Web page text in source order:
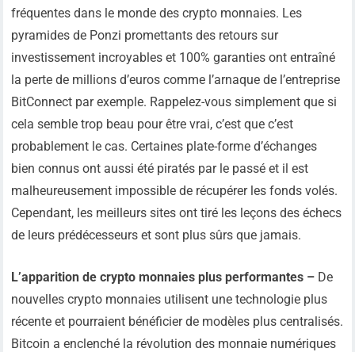
fréquentes dans le monde des crypto monnaies. Les
pyramides de Ponzi promettants des retours sur
investissement incroyables et 100% garanties ont entraîné
la perte de millions d’euros comme l’arnaque de l’entreprise
BitConnect par exemple. Rappelez-vous simplement que si
cela semble trop beau pour être vrai, c’est que c’est
probablement le cas. Certaines plate-forme d’échanges
bien connus ont aussi été piratés par le passé et il est
malheureusement impossible de récupérer les fonds volés.
Cependant, les meilleurs sites ont tiré les leçons des échecs
de leurs prédécesseurs et sont plus sûrs que jamais.
L’apparition de crypto monnaies plus performantes – De
nouvelles crypto monnaies utilisent une technologie plus
récente et pourraient bénéficier de modèles plus centralisés.
Bitcoin a enclenché la révolution des monnaie numériques